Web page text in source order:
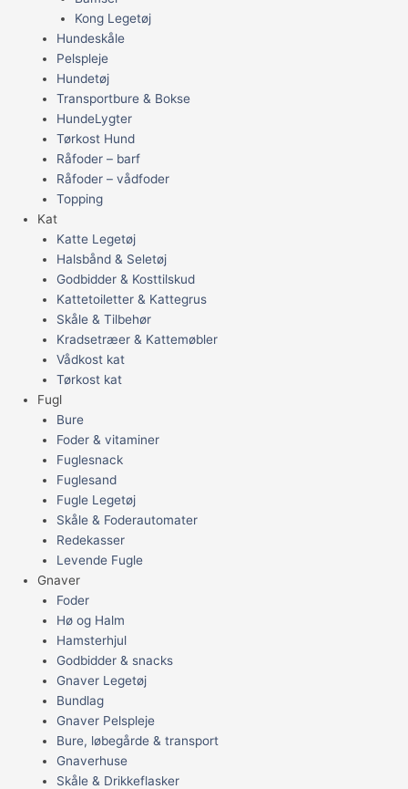
Kong Legetøj
Hundeskåle
Pelspleje
Hundetøj
Transportbure & Bokse
HundeLygter
Tørkost Hund
Råfoder – barf
Råfoder – vådfoder
Topping
Kat
Katte Legetøj
Halsbånd & Seletøj
Godbidder & Kosttilskud
Kattetoiletter & Kattegrus
Skåle & Tilbehør
Kradsetræer & Kattemøbler
Vådkost kat
Tørkost kat
Fugl
Bure
Foder & vitaminer
Fuglesnack
Fuglesand
Fugle Legetøj
Skåle & Foderautomater
Redekasser
Levende Fugle
Gnaver
Foder
Hø og Halm
Hamsterhjul
Godbidder & snacks
Gnaver Legetøj
Bundlag
Gnaver Pelspleje
Bure, løbegårde & transport
Gnaverhuse
Skåle & Drikkeflasker